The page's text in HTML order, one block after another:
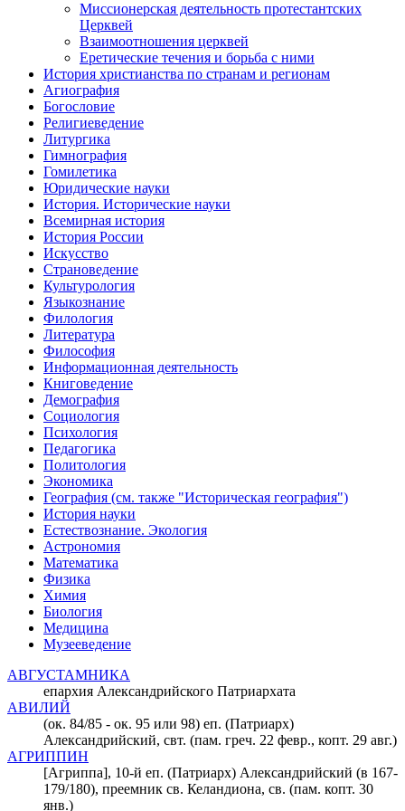
Миссионерская деятельность протестантских
Церквей
Взаимоотношения церквей
Еретические течения и борьба с ними
История христианства по странам и регионам
Агиография
Богословие
Религиеведение
Литургика
Гимнография
Гомилетика
Юридические науки
История. Исторические науки
Всемирная история
История России
Искусство
Страноведение
Культурология
Языкознание
Филология
Литература
Философия
Информационная деятельность
Книговедение
Демография
Социология
Психология
Педагогика
Политология
Экономика
География (см. также "Историческая география")
История науки
Естествознание. Экология
Астрономия
Математика
Физика
Химия
Биология
Медицина
Музееведение
АВГУСТАМНИКА
епархия Александрийского Патриархата
АВИЛИЙ
(ок. 84/85 - ок. 95 или 98) еп. (Патриарх)
Александрийский, свт. (пам. греч. 22 февр., копт. 29 авг.)
АГРИППИН
[Агриппа], 10-й еп. (Патриарх) Александрийский (в 167-
179/180), преемник св. Келандиона, св. (пам. копт. 30
янв.)